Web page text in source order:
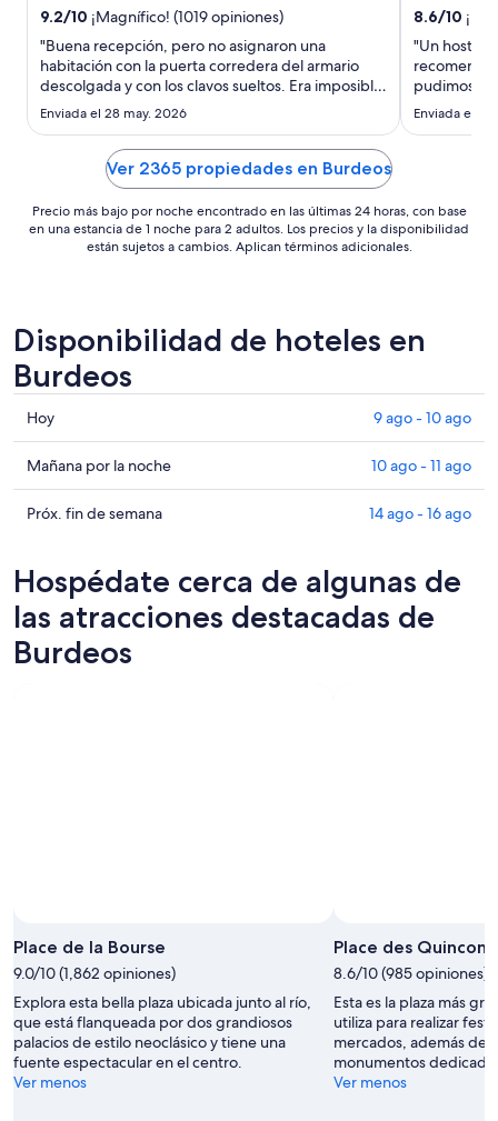
16
ago
al
17
9.2/10 ¡Magnífico! (1019 opiniones)
"Buena recepción, pero no asignaron una
habitación con la puerta corredera del armario
descolgada y con los clavos sueltos. Era imposible
que al limpiar la habitación nadie se diera cuenta
del despropósito. Al indicarlo nos dijeron que
esperáramos a la gobernanta que lo arreglaría,
pero aquello o ..."
Enviada el 28 may. 2026
8.6/10
"Un hostel
pudimos
tardeo con
Enviada el 1
Ver 2365 propiedades en Burdeos
Precio más bajo por noche encontrado en las últimas 24 horas, con base
en una estancia de 1 noche para 2 adultos. Los precios y la disponibilidad
están sujetos a cambios. Aplican términos adicionales.
Disponibilidad de hoteles en
Burdeos
Consultar
precios
en
Burdeos
para
ago
10
ago
Hoy 9 ago - 10 ago
Consultar
precios
en
mañana
la
noche,
Mañana por la noche 10 ago - 11 ago
Consultar
Burdeos
para
el
próximo
Próx. fin de semana 14 ago - 16 ago
Hospédate cerca de algunas de
las atracciones destacadas de
Burdeos
Place de la Bourse
9.0/10 (1,862 opiniones)
Explora esta bella plaza ubicada junto al río,
que está flanqueada por dos grandiosos
palacios de estilo neoclásico y tiene una
fuente espectacular en el centro.
Ver menos
Place des
8.6/10 (985 opiniones)
Esta es la plaza más
utiliza para realizar
mercados, además de
monumentos
Ver menos